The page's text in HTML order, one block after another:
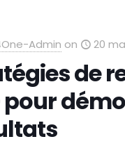
Admin on 20
de
pour